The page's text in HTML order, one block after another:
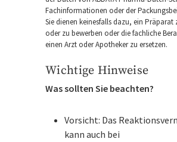
Fachinformationen oder der
Sie dienen keinesfalls dazu, ein Präparat
oder zu bewerben oder die fachliche
einen Arzt oder Apotheker zu ersetzen.
Wichtige Hinweise
Was sollten Sie beachten?
Vorsicht: Das
kann auch bei